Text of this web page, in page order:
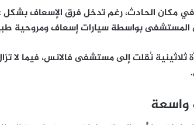
في مكان الحادث، رغم تدخل فرق الإسعاف
المستشفى بواسطة سيارات إسعاف ومروحية
ثلاثينية نُقلت إلى مستشفى فالانس، فيما لا
واسعة